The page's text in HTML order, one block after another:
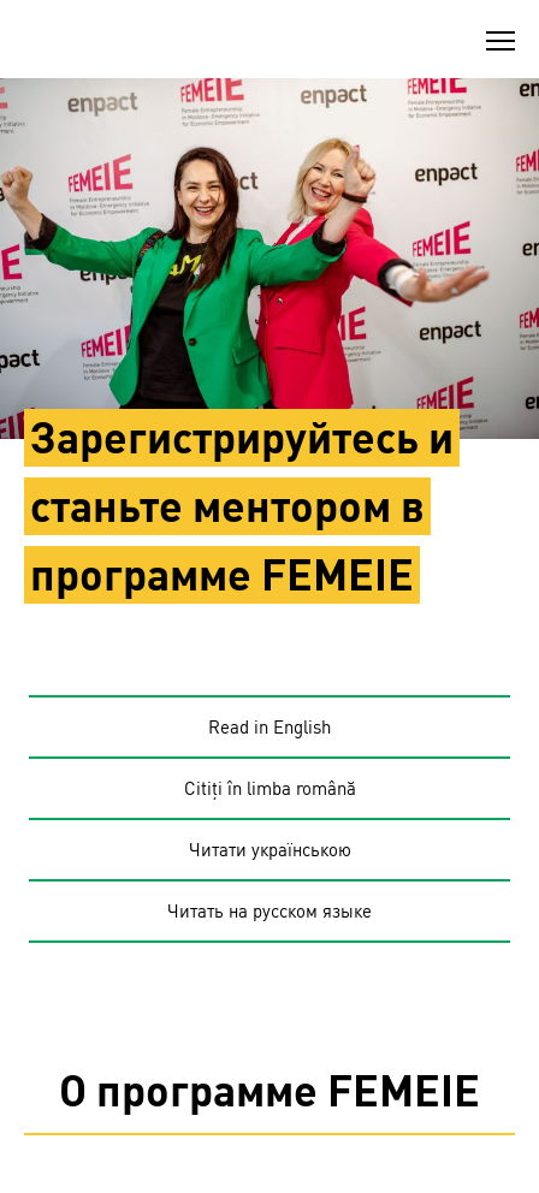
Зарегистрируйтесь и
станьте ментором в
программе FEMEIE
Read in English
Citiți în limba română
Читати українською
Читать на русском языке
О программе FEMEIE